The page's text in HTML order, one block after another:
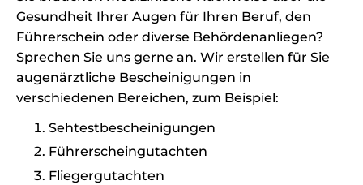
Gesundheit Ihrer Augen für Ihren Beruf, den
Führerschein oder diverse Behördenanliegen?
Sprechen Sie uns gerne an. Wir erstellen für Sie
augenärztliche Bescheinigungen in
verschiedenen Bereichen, zum Beispiel:
Sehtestbescheinigungen
Führerscheingutachten
Fliegergutachten